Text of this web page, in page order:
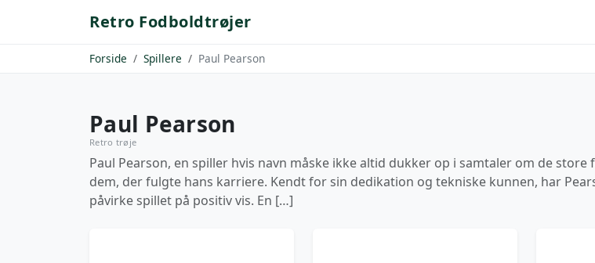
Retro Fodboldtrøjer
Forside Spillere Paul Pearson
Paul Pearson
Retro trøje
Paul Pearson, en spiller hvis navn måske ikke altid dukker op i samtaler om de
dem, der fulgte hans karriere. Kendt for sin dedikation og tekniske kunnen, har
påvirke spillet på positiv vis. En […]